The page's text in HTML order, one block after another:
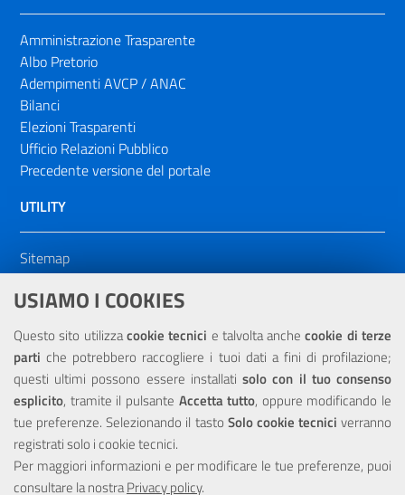
USIAMO I COOKIES
Questo sito utilizzacookie tecnici e talvolta anchecookie di terze
parti che potrebbero raccogliere i tuoi dati a fini di profilazione;
questi ultimi possono essere installatisolo con il tuo consenso
esplicito, tramite il pulsante Accetta tutto, oppure modificando le
tue preferenze. Selezionando il tasto Solo cookie tecnici verranno
registrati solo i cookie tecnici.
Per maggiori informazioni e per modificare le tue preferenze, puoi
consultare la nostraPrivacy policy.
Amministrazione Trasparente
Albo Pretorio
Adempimenti AVCP / ANAC
Bilanci
Elezioni Trasparenti
Ufficio Relazioni Pubblico
Precedente versione del portale
UTILITY
Sitemap
Dichiarazione di accessibilità
NOTE LEGALI
Privacy
Portale realizzato con la partecipazione finanziaria dell'Unione
Europea tramite i fondi del POR Sicilia 2000/2006 Misura 6.05 -